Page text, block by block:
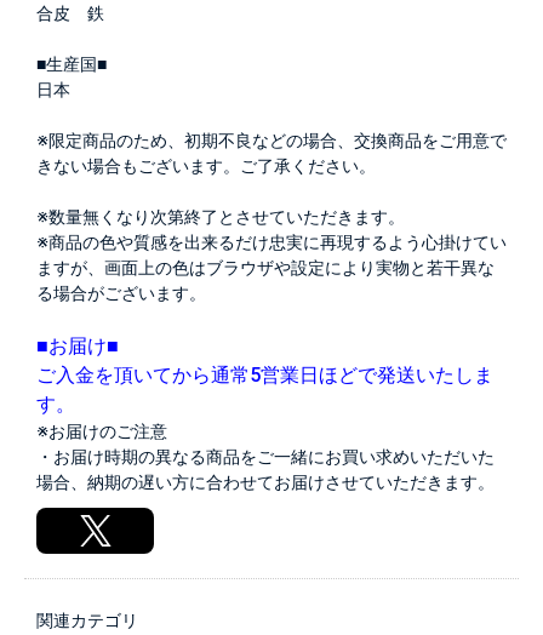
合皮 鉄
■生産国■
日本
※限定商品のため、初期不良などの場合、交換商品をご用意で
きない場合もございます。ご了承ください。
※数量無くなり次第終了とさせていただきます。
※商品の色や質感を出来るだけ忠実に再現するよう心掛けてい
ますが、画面上の色はブラウザや設定により実物と若干異な
る場合がございます。
■お届け■
ご入金を頂いてから通常5営業日ほどで発送いたしま
す。
※お届けのご注意
・お届け時期の異なる商品をご一緒にお買い求めいただいた
場合、納期の遅い方に合わせてお届けさせていただきます。
関連カテゴリ